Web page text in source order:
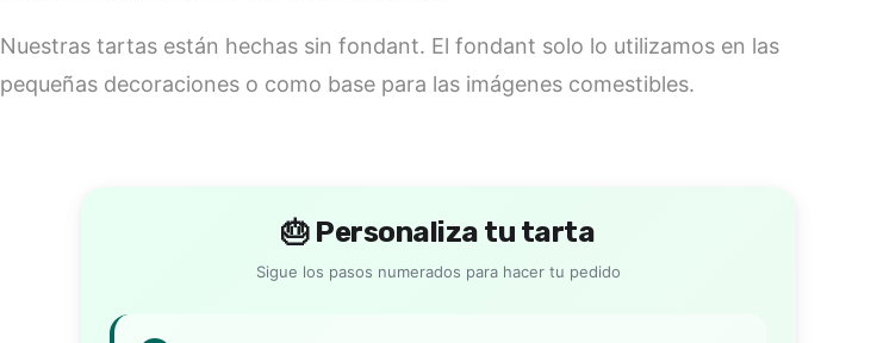
Nuestras tartas están hechas sin fondant. El fondant solo lo utilizamos en las
pequeñas decoraciones o como base para las imágenes comestibles.
🎂 Personaliza tu tarta
Sigue los pasos numerados para hacer tu pedido